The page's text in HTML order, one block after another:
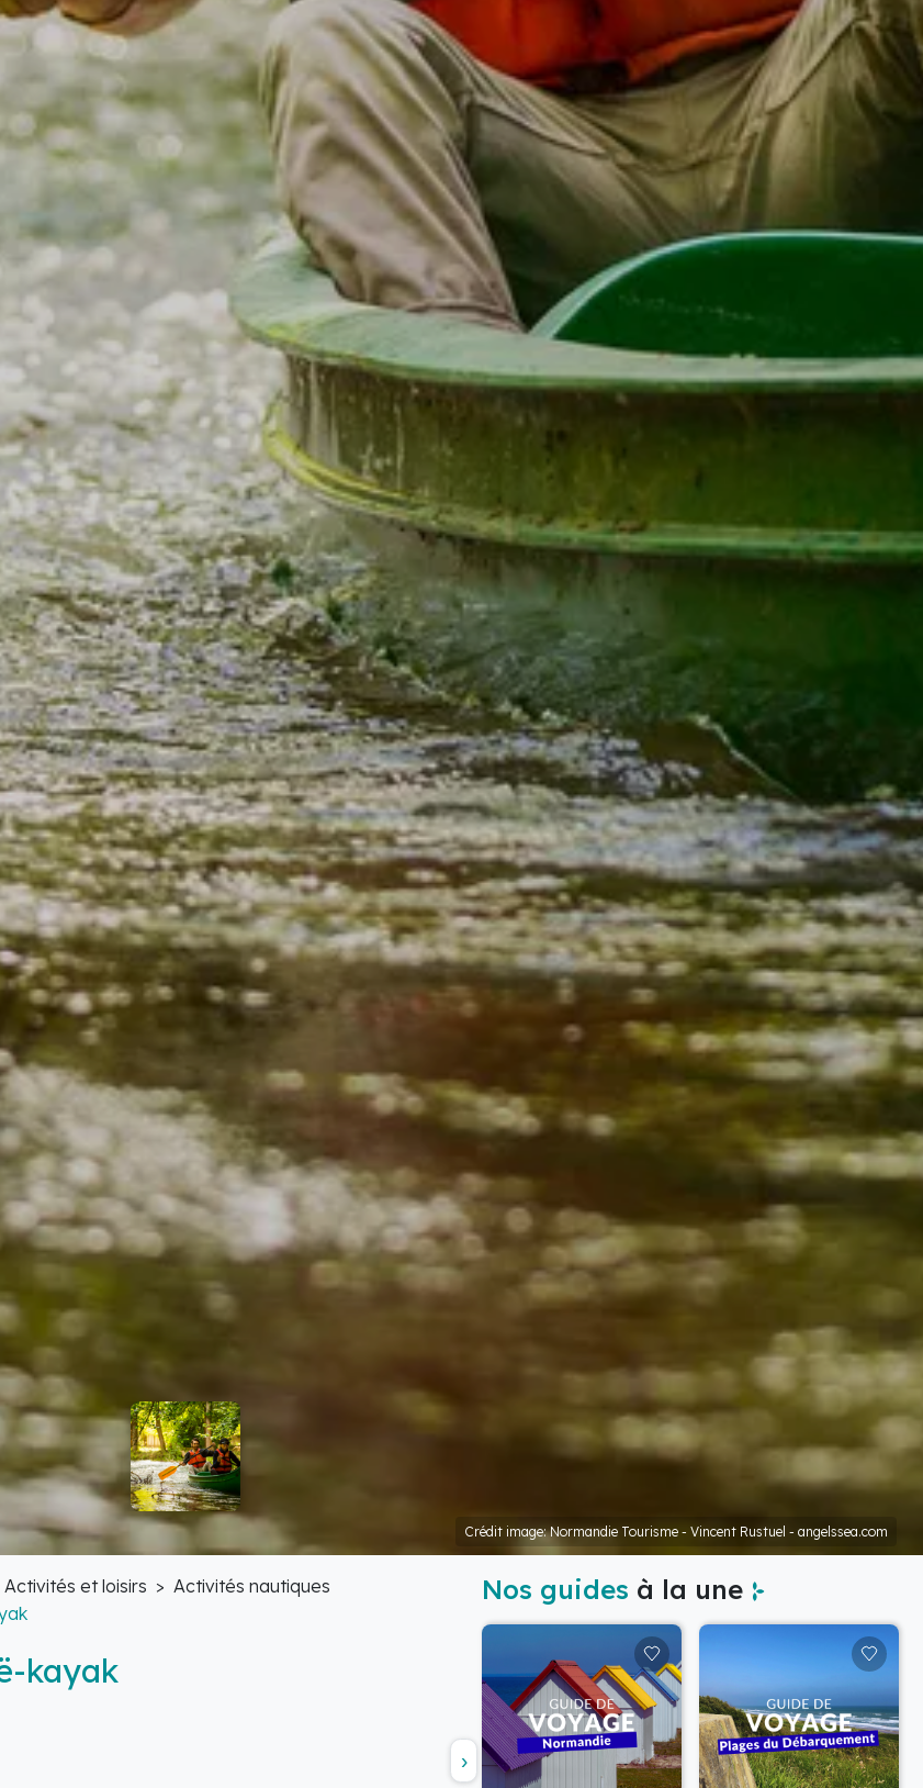
Crédit image: Normandie Tourisme - Vincent Rustuel - angelssea.com
Activités et loisirs
Activités nautiques
kayak
Nos guides à la une